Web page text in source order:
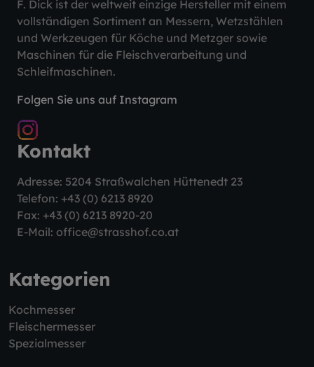
F. Dick ist der weltweit einzige Hersteller mit einem
vollständigen Sortiment an Messern, Wetzstählen
und Werkzeugen für Köche und Metzger sowie
Maschinen für die Fleischverarbeitung und
Schleifmaschinen.
Folgen Sie uns auf Instagram
Kontakt
Adresse: 5204 Straßwalchen Hüttenedt 23
Telefon: +43 (0) 6213 8920
Fax: +43 (0) 6213 8920-20
E-Mail: office@strasshof.co.at
Kategorien
Kochmesser
Fleischermesser
Spezialmesser